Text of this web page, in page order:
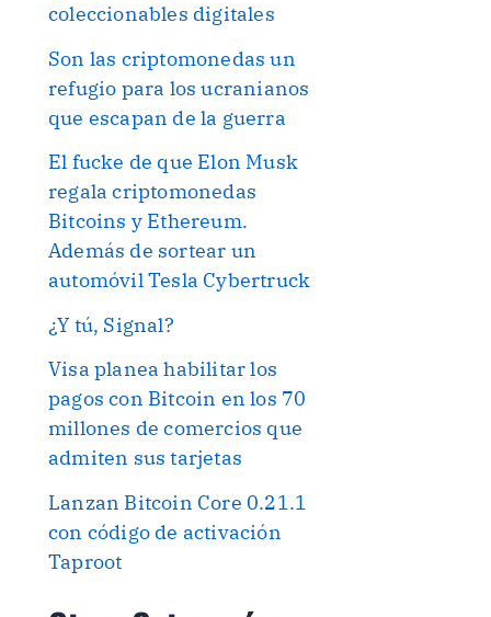
coleccionables digitales
Son las criptomonedas un
refugio para los ucranianos
que escapan de la guerra
El fucke de que Elon Musk
regala criptomonedas
Bitcoins y Ethereum.
Además de sortear un
automóvil Tesla Cybertruck
¿Y tú, Signal?
Visa planea habilitar los
pagos con Bitcoin en los 70
millones de comercios que
admiten sus tarjetas
Lanzan Bitcoin Core 0.21.1
con código de activación
Taproot